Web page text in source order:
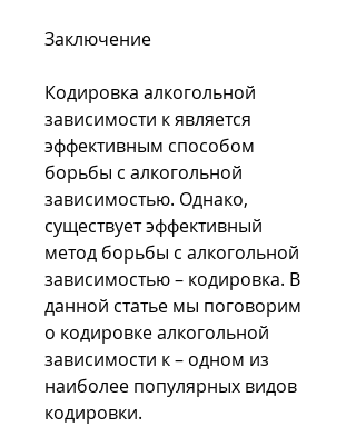
Заключение
Кодировка алкогольной
зависимости к является
эффективным способом
борьбы с алкогольной
зависимостью. Однако,
существует эффективный
метод борьбы с алкогольной
зависимостью – кодировка. В
данной статье мы поговорим
о кодировке алкогольной
зависимости к – одном из
наиболее популярных видов
кодировки.